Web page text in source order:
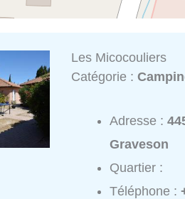
Les Micocouliers
Catégorie :
Adresse :
Graveson
Quartier :
Téléphone :